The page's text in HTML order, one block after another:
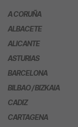
A CORUÑA
ALBACETE
ALICANTE
ASTURIAS
BARCELONA
BILBAO / BIZKAIA
CADIZ
CARTAGENA